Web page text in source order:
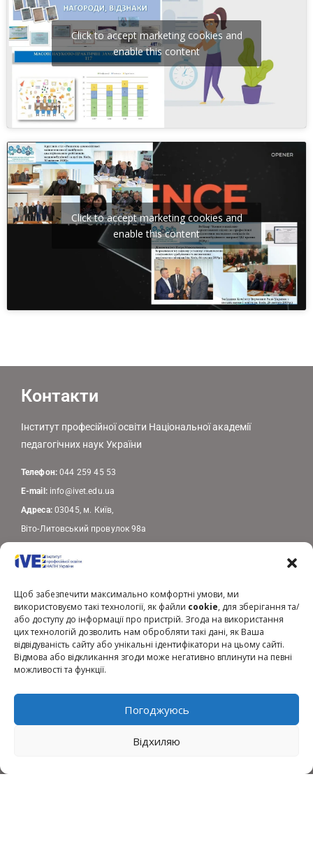
Щоб забезпечити максимально комфортні умови, ми
використовуємо такі технології, як файли cookie, для зберігання та/
або доступу до інформації про пристрій. Згода на використання
цих технологій дозволить нам обробляти такі дані, як Ваша
відвідуваність сайту або унікальні ідентифікатори на цьому сайті.
Відмова або відкликання згоди може негативно вплинути на певні
можливості та функції.
Погоджуюсь
Відхиляю
Click to accept marketing cookies and
enable this content
Click to accept marketing cookies and
enable this content
Контакти
Інститут професійної освіти Національної академії
педагогічних наук України
Телефон:044 259 45 53
E-mail: info@ivet.edu.ua
Адреса:03045, м. Київ,
Віто-Литовський провулок 98а
Click to accept marketing cookies and